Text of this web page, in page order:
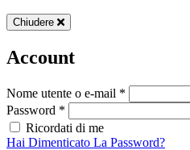
Chiudere
Account
Nome utente o e-mail *
Password *
Ricordati di me
Hai Dimenticato La Password?